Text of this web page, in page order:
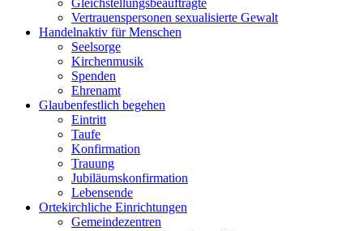
Gleichstellungs­beauftragte
Vertrauenspersonen sexualisierte Gewalt
Handelnaktiv für Menschen
Seelsorge
Kirchenmusik
Spenden
Ehrenamt
Glaubenfestlich begehen
Eintritt
Taufe
Konfirmation
Trauung
Jubiläumskonfirmation
Lebensende
Ortekirchliche Einrichtungen
Gemeindezentren